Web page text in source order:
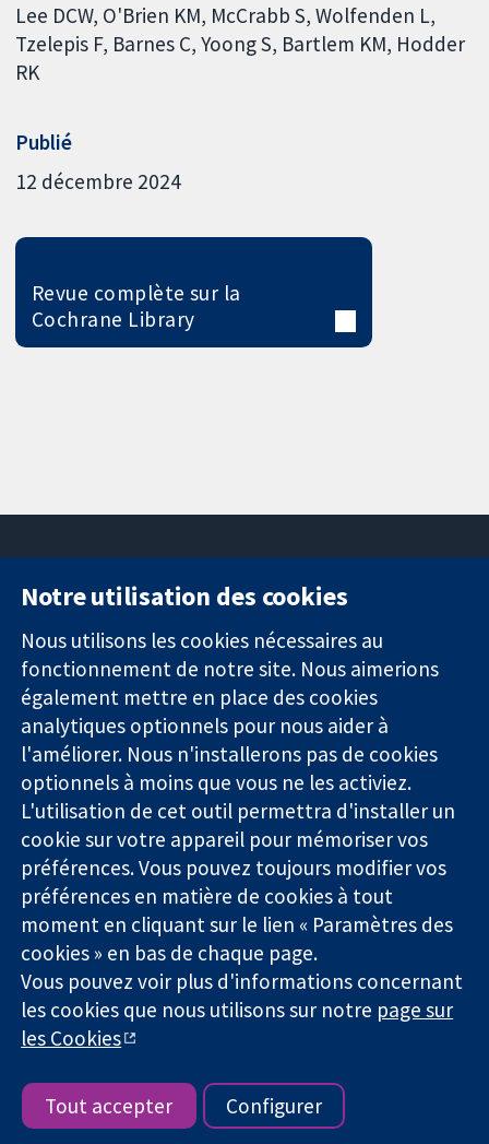
Lee DCW O'Brien KM McCrabb S Wolfenden L
Tzelepis F Barnes C Yoong S Bartlem KM Hodder
RK
Publié
12 décembre 2024
Revue complète sur la
Cochrane Library
Des données
probantes.
Des décisions
éclairées.
Une meilleure
santé.
11-13 Cavendish
Square
Londres
W1G0AN
Royaume-Uni
nous
Actualités
Service de
presse
Qui sommes-
nous
Offres
d'emploi
Library
La Collaboration Cochrane est une association caritative (n°
1045921) et une société à responsabilité limitée par garantie (n°
03044323) enregistrée en Angleterre et au Pays de Galles. Numéro
de TVA : GB 718 2127 49.
Copyright © 2026 The Cochrane Collaboration
confidentialité|Politique d'usage des cookies
cookies
Notre utilisation des cookies
Nous utilisons les cookies nécessaires au
fonctionnement de notre site. Nous aimerions
également mettre en place des cookies
analytiques optionnels pour nous aider à
l'améliorer. Nous n'installerons pas de cookies
optionnels à moins que vous ne les activiez.
L'utilisation de cet outil permettra d'installer un
cookie sur votre appareil pour mémoriser vos
préférences. Vous pouvez toujours modifier vos
préférences en matière de cookies à tout
moment en cliquant sur le lien « Paramètres des
cookies » en bas de chaque page.
Vous pouvez voir plus d'informations concernant
les cookies que nous utilisons sur notre page sur
les Cookies
Tout accepter Configurer